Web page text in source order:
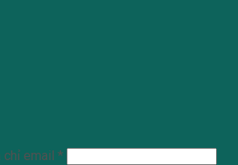
email *